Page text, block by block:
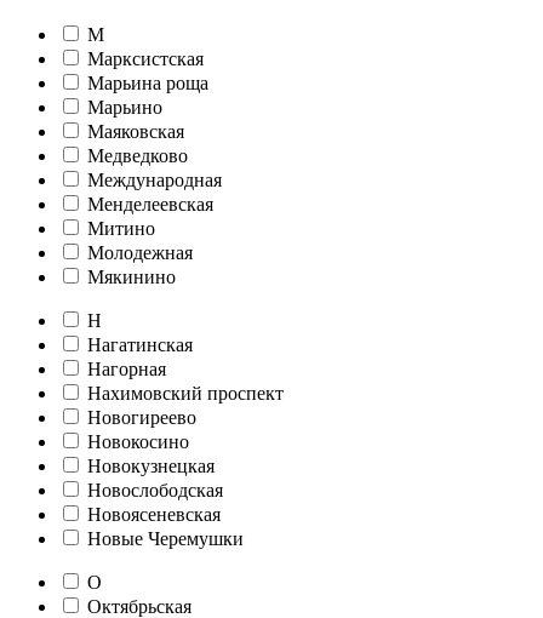
М
Марксистская
Марьина роща
Марьино
Маяковская
Медведково
Международная
Менделеевская
Митино
Молодежная
Мякинино
Н
Нагатинская
Нагорная
Нахимовский проспект
Новогиреево
Новокосино
Новокузнецкая
Новослободская
Новоясеневская
Новые Черемушки
О
Октябрьская